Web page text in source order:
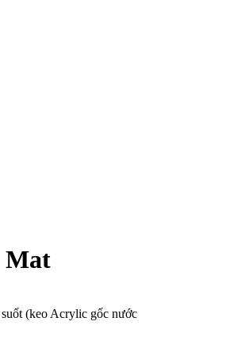
Mat
(keo Acrylic gốc nước